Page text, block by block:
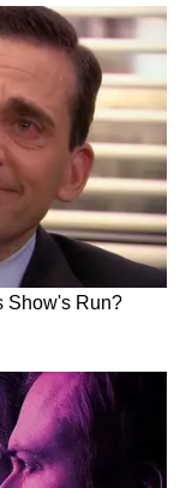
উভয়ের
সুদ অর্জিত
করেন,
গুরুত্বপূর্ণ